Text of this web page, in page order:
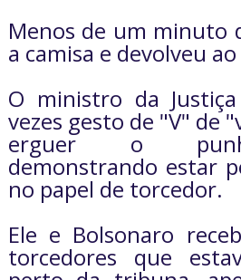
Menos de um minuto
a camisa e devolveu
O ministro da
vezes gesto de "V" de
erguer o
demonstrando estar
no papel de torcedor.
Ele e Bolsonaro
torcedores que